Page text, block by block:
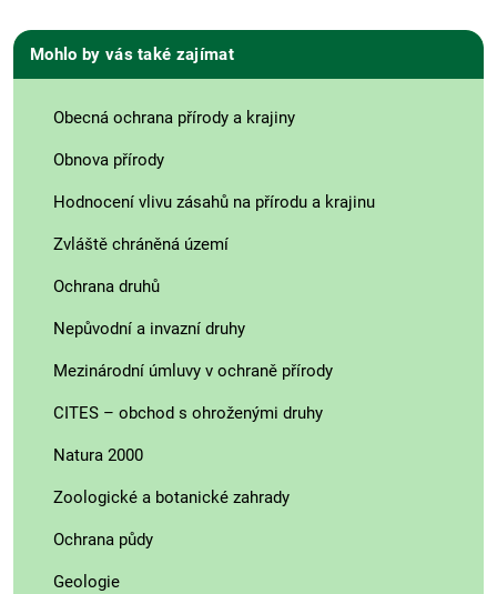
Mohlo by vás také zajímat
Obecná ochrana přírody a krajiny
Obnova přírody
Hodnocení vlivu zásahů na přírodu a krajinu
Zvláště chráněná území
Ochrana druhů
Nepůvodní a invazní druhy
Mezinárodní úmluvy v ochraně přírody
CITES – obchod s ohroženými druhy
Natura 2000
Zoologické a botanické zahrady
Ochrana půdy
Geologie